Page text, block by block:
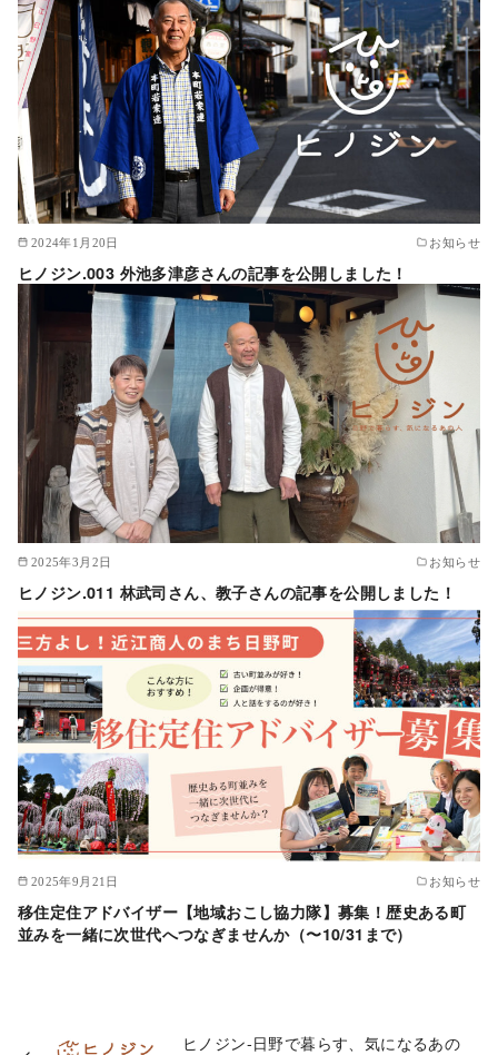
2024年1月20日 お知らせ
ヒノジン.003 外池多津彦さんの記事を公開しました！
2025年3月2日 お知らせ
ヒノジン.011 林武司さん、教子さんの記事を公開しました！
2025年9月21日 お知らせ
移住定住アドバイザー【地域おこし協力隊】募集！歴史ある町
並みを一緒に次世代へつなぎませんか（〜10/31まで）
ヒノジン-日野で暮らす、気になるあの